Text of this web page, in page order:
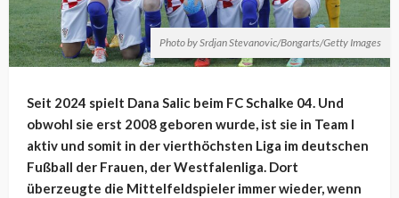
Photo by Srdjan Stevanovic/Bongarts/Getty Images
Seit 2024 spielt Dana Salic beim FC Schalke 04. Und
obwohl sie erst 2008 geboren wurde, ist sie in Team I
aktiv und somit in der vierthöchsten Liga im deutschen
Fußball der Frauen, der Westfalenliga. Dort
überzeugte die Mittelfeldspieler immer wieder, wenn